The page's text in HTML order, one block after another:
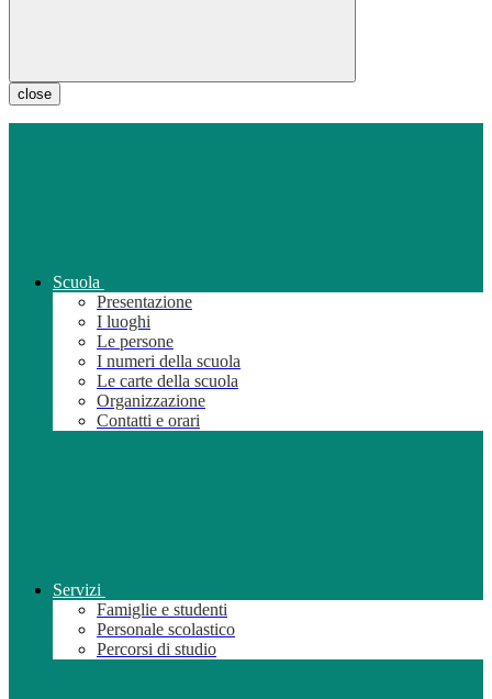
close
Scuola
Presentazione
I luoghi
Le persone
I numeri della scuola
Le carte della scuola
Organizzazione
Contatti e orari
Servizi
Famiglie e studenti
Personale scolastico
Percorsi di studio